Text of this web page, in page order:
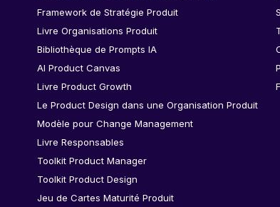
Framework de Stratégie Produit
Livre Organisations Produit
Bibliothèque de Prompts IA
AI Product Canvas
Livre Product Growth
Le Product Design dans une Organisation Produit
Modèle pour Change Management
Livre Responsables
Toolkit Product Manager
Toolkit Product Design
Jeu de Cartes Maturité Produit